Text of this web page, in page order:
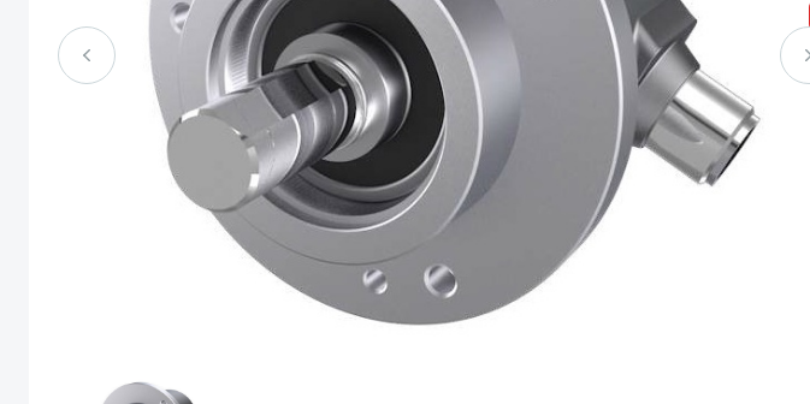
ワイヤ式変位センサ エンコーダー リニアセンサ
マグネティック スケール デジタル測定ゲージ 超音波センサ
薄膜型変位センサ 静電容量式センサ